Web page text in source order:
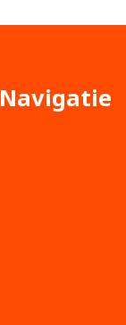
Navigatie